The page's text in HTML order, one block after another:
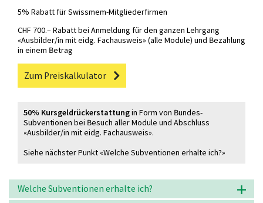
5% Rabatt für Swissmem-Mitgliederfirmen
CHF 700.– Rabatt bei Anmeldung für den ganzen Lehrgang
«Ausbilder/in mit eidg. Fachausweis» (alle Module) und Bezahlung
in einem Betrag
Zum Preiskalkulator
50% Kursgeldrückerstattungin Form von Bundes-
Subventionen bei Besuch aller Module und Abschluss
«Ausbilder/in mit eidg. Fachausweis».
Siehe nächster Punkt «Welche Subventionen erhalte ich?»
Welche Subventionen erhalte ich?